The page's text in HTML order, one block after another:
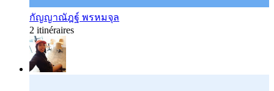
กัญญาณัฎฐ์ พรหมจุล
2 itinéraires